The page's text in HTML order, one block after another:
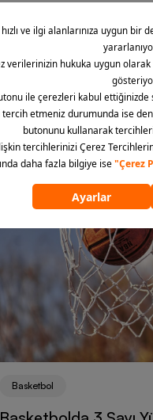
Basketbol